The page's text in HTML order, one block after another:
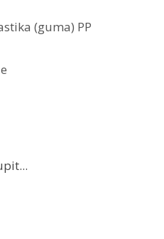
(guma) PP